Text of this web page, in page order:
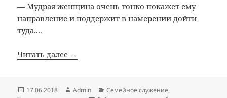
— Мудрая женщина очень тонко покажет ему
направление и поддержит в намерении дойти
туда....
Читать далее →
Опубликовано
17.06.2018 Автор
Admin Рубрики
Семейное служение,